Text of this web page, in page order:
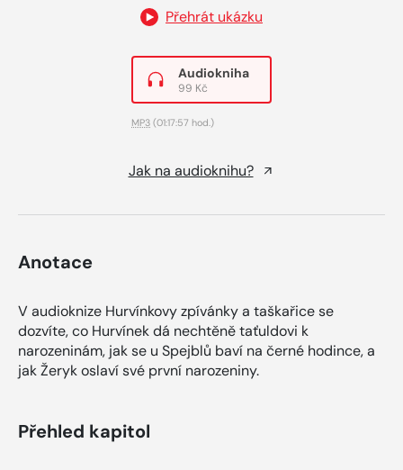
Přehrát ukázku
Audiokniha
99 Kč
MP3 (01:17:57 hod.)
Jak na audioknihu?
Anotace
V audioknize Hurvínkovy zpívánky a taškařice se
dozvíte, co Hurvínek dá nechtěně taťuldovi k
narozeninám, jak se u Spejblů baví na černé hodince, a
jak Žeryk oslaví své první narozeniny.
Přehled kapitol